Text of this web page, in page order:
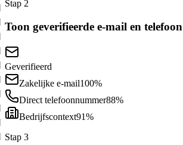
Stap 2
Toon geverifieerde e-mail en telefoon
Geverifieerd
Zakelijke e-mail100%
Direct telefoonnummer88%
Bedrijfscontext91%
Stap 3